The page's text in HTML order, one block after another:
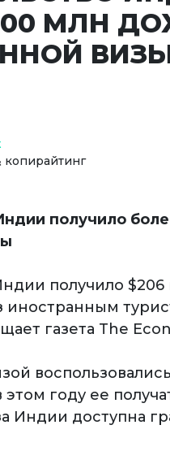
МЛН
получило
получило
иностранным
газета The
году ее
Индии доступна